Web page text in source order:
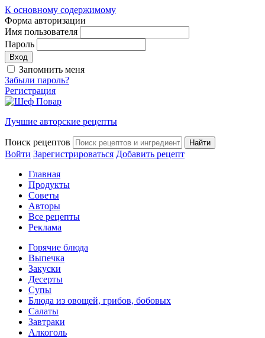
К основному содержимому
Форма авторизации
Имя пользователя
Пароль
Запомнить меня
Забыли пароль?
Регистрация
Лучшие авторские рецепты
Поиск рецептов
Войти Зарегистрироваться Добавить рецепт
Главная
Продукты
Советы
Авторы
Все рецепты
Реклама
Горячие блюда
Выпечка
Закуски
Десерты
Супы
Блюда из овощей, грибов, бобовых
Салаты
Завтраки
Алкоголь